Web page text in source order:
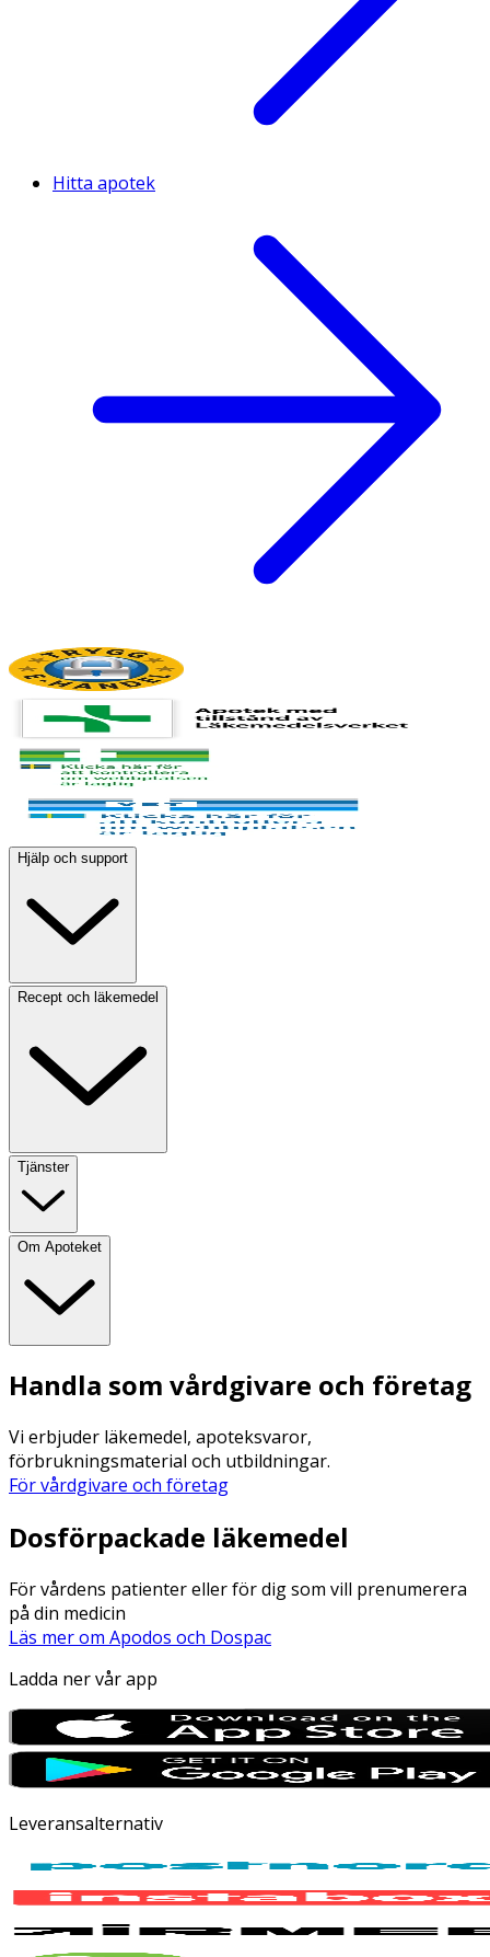
Hitta apotek
Hjälp och support
Recept och läkemedel
Tjänster
Om Apoteket
Handla som vårdgivare och företag
Vi erbjuder läkemedel, apoteksvaror,
förbrukningsmaterial och utbildningar.
För vårdgivare och företag
Dosförpackade läkemedel
För vårdens patienter eller för dig som vill prenumerera
på din medicin
Läs mer om Apodos och Dospac
Ladda ner vår app
Leveransalternativ